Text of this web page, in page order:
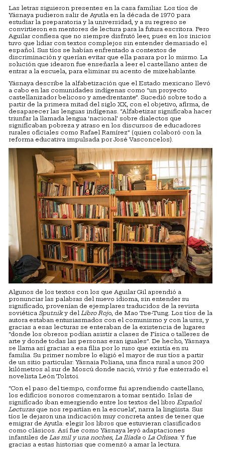
Las letras siguieron presentes en la casa familiar. Los tíos de
Yásnaya pudieron salir de Ayutla en la década de 1970 para
estudiar la preparatoria y la universidad, y a su regreso se
convirtieron en mentores de lectura para la futura escritora. Pero
Aguilar confiesa que no siempre disfrutó leer, pues en los inicios
tuvo que lidiar con textos complejos sin entender demasiado el
español. Sus tíos se habían enfrentado a contextos de
discriminación y querían evitar que ella pasara por lo mismo. La
solución que idearon fue enseñarla a leer el castellano antes de
entrar a la escuela, para eliminar su acento de mixehablante.
Yásnaya describe la alfabetización que el Estado mexicano llevó
a cabo en las comunidades indígenas como “un proyecto
castellanizador belicoso y amedrentante”. Sucedió sobre todo a
partir de la primera mitad del siglo XX, con el objetivo, afirma, de
desaparecer las lenguas indígenas. “Alfabetizar significaba hacer
triunfar la llamada lengua ‘nacional’ sobre dialectos que
significaban pobreza y atraso en los discursos de educadores
rurales oficiales como Rafael Ramírez” (quien colaboró con la
reforma educativa impulsada por José Vasconcelos).
Algunos de los textos con los que Aguilar Gil aprendió a
pronunciar las palabras del nuevo idioma, sin entender su
significado, provenían de ejemplares traducidos de la revista
soviética Sputniky delLibro Rojo, de Mao Tse-Tung. Los tíos de la
autora estaban entusiasmados con el comunismo y con la urss, y
gracias a esas lecturas se enteraban de la existencia de lugares
“donde los obreros podían asistir a clases de Física o talleres de
arte y donde todas las personas eran iguales”. De hecho, Yásnaya
se llama así gracias a esa filia por lo ruso que existía en su
familia. Su primer nombre lo eligió el mayor de sus tíos a partir
de un sitio particular: Yásnaia Poliana, una finca rural a unos 200
kilómetros al sur de Moscú donde nació, vivió y fue enterrado el
novelista León Tolstoi.
“Con el paso del tiempo, conforme fui aprendiendo castellano,
los edificios sonoros comenzaron a tomar sentido. Islas de
significado iban emergiendo entre los textos del libro Español
Lecturasque nos repartían en la escuela”, narra la lingüista. Sus
tíos le dejaron una indicación muy concreta antes de tener que
emigrar de Ayutla: elegir los libros que estuvieran clasificados
como clásicos. Así fue como Yásnaya leyó adaptaciones
infantiles de Las mil y una noches, La Ilíada o La Odisea. Y fue
gracias a estas historias que comenzó a amar la lectura.